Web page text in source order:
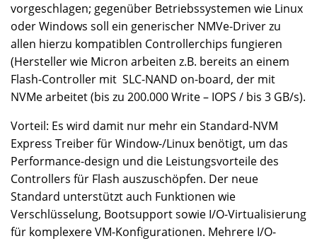
vorgeschlagen; gegenüber Betriebssystemen wie Linux
oder Windows soll ein generischer NMVe-Driver zu
allen hierzu kompatiblen Controllerchips fungieren
(Hersteller wie Micron arbeiten z.B. bereits an einem
Flash-Controller mit SLC-NAND on-board, der mit
NVMe arbeitet (bis zu 200.000 Write – IOPS / bis 3 GB/s).
Vorteil: Es wird damit nur mehr ein Standard-NVM
Express Treiber für Window-/Linux benötigt, um das
Performance-design und die Leistungsvorteile des
Controllers für Flash auszuschöpfen. Der neue
Standard unterstützt auch Funktionen wie
Verschlüsselung, Bootsupport sowie I/O-Virtualisierung
für komplexere VM-Konfigurationen. Mehrere I/O-